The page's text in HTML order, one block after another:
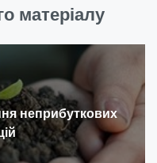
матеріалу
неприбуткових